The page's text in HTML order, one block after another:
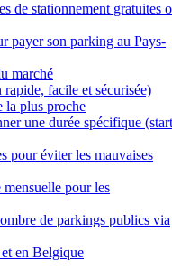
de stationnement gratuites
payer son parking au Pays-
marché
facile et sécurisée)
la plus proche
une durée spécifique (start
pour éviter les mauvaises
pour les
de parkings publics via
en Belgique